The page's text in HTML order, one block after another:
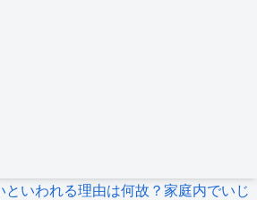
といわれる理由は何故？家庭内でいじ